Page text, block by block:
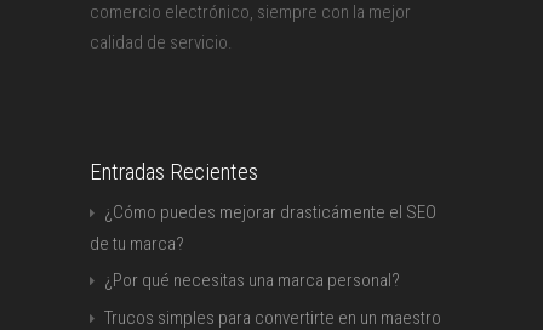
comercio electrónico, siempre con la mejor
calidad de servicio.
Entradas Recientes
¿Cómo puedes mejorar drasticámente el SEO
de tu marca?
¿Por qué necesitas una marca personal?
Trucos simples para convertirte en un maestro